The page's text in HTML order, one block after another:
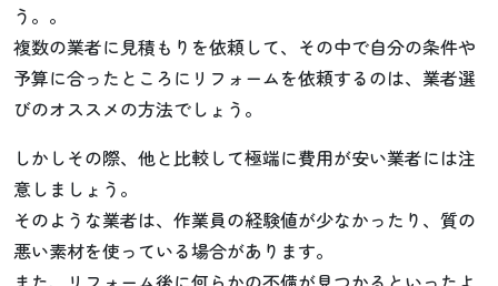
う。。
複数の業者に見積もりを依頼して、その中で自分の条件や
予算に合ったところにリフォームを依頼するのは、業者選
びのオススメの方法でしょう。
しかしその際、他と比較して極端に費用が安い業者には注
意しましょう。
そのような業者は、作業員の経験値が少なかったり、質の
悪い素材を使っている場合があります。